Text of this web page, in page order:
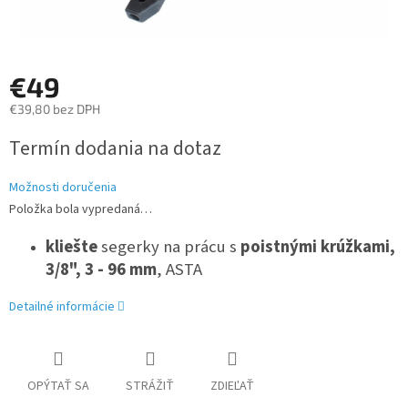
€49
€39,80 bez DPH
cena:
Termín dodania na dotaz
Možnosti doručenia
Položka bola vypredaná…
klieštesegerky na prácu s poistnými krúžkami,
3/8", 3 - 96 mm, ASTA
Detailné informácie
OPÝTAŤ SA STRÁŽIŤ ZDIEĽAŤ